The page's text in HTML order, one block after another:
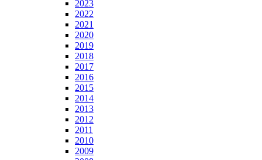
2023
2022
2021
2020
2019
2018
2017
2016
2015
2014
2013
2012
2011
2010
2009